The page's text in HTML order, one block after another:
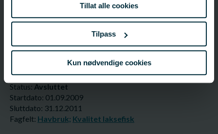
Tillat alle cookies
Tilpass
Kun nødvendige cookies
900304
Prosjektnummer
Prosjektinformasjon
Prosjektnummer: 900304
Status:Avsluttet
Startdato: 01.09.2009
Sluttdato: 31.12.2011
Fagfelt: Havbruk; Kvalitet laksefisk